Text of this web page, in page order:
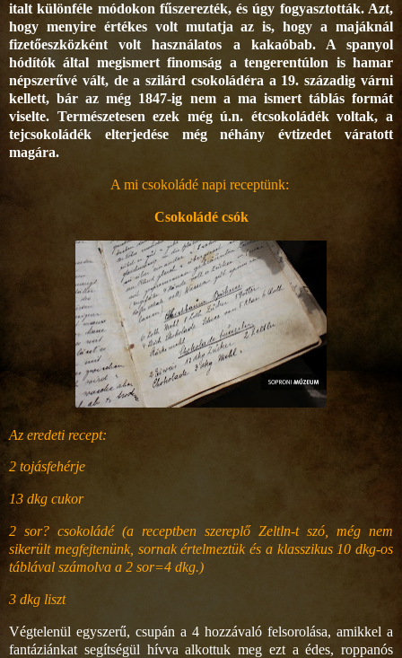
italt különféle módokon fűszerezték, és úgy fogyasztották. Azt,
hogy menyire értékes volt mutatja az is, hogy a majáknál
fizetőeszközként volt használatos a kakaóbab. A spanyol
hódítók által megismert finomság a tengerentúlon is hamar
népszerűvé vált, de a szilárd csokoládéra a 19. századig várni
kellett, bár az még 1847-ig nem a ma ismert táblás formát
viselte. Természetesen ezek még ú.n. étcsokoládék voltak, a
tejcsokoládék elterjedése még néhány évtizedet váratott
magára.
A mi csokoládé napi receptünk:
Csokoládé csók
Az eredeti recept:
2 tojásfehérje
13 dkg cukor
2 sor? csokoládé (a receptben szereplő Zeltln-t szó, még nem
sikerült megfejtenünk, sornak értelmeztük és a klasszikus 10 dkg-os
táblával számolva a 2 sor=4 dkg.)
3 dkg liszt
Végtelenül egyszerű, csupán a 4 hozzávaló felsorolása, amikkel a
fantáziánkat segítségül hívva alkottuk meg ezt a édes, roppanós